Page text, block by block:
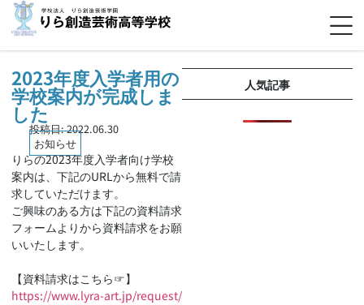
2023年度入学者用の
学校案内が完成しま
した
投稿日:2022.06.30
お知らせ
りらの2023年度入学者向け学校
案内は、下記のURLから無料で請
求していただけます。
ご興味のある方は下記の資料請求
フォームよりから資料請求をお願
いいたします。
【資料請求はこちら☞】
https://www.lyra-art.jp/request/
人気記事